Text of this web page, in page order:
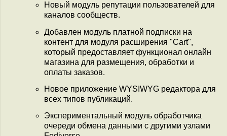
Новый модуль репутации пользователей для
каналов сообществ.
Добавлен модуль платной подписки на
контент для модуля расширения "Cart",
который предоставляет функционал онлайн
магазина для размещения, обработки и
оплаты заказов.
Новое приложение WYSIWYG редактора для
всех типов публикаций.
Экспериментальный модуль обработчика
очереди обмена данными с другими узлами